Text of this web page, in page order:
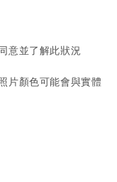
意並了解此狀況
片顏色可能會與實體